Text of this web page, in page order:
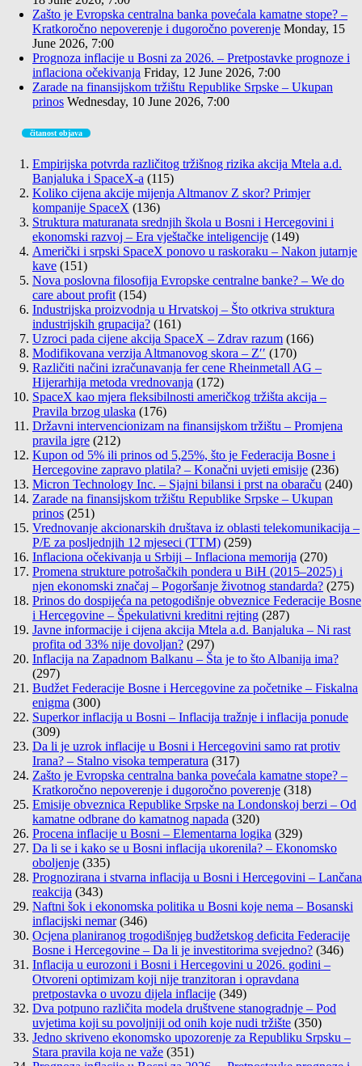
Zašto je Evropska centralna banka povećala kamatne stope? –
Kratkoročno nepoverenje i dugoročno poverenje Monday, 15
June 2026, 7:00
Prognoza inflacije u Bosni za 2026. – Pretpostavke prognoze i
inflaciona očekivanja Friday, 12 June 2026, 7:00
Zarade na finansijskom tržištu Republike Srpske – Ukupan
prinos Wednesday, 10 June 2026, 7:00
čitanost objava
Empirijska potvrda različitog tržišnog rizika akcija Mtela a.d.
Banjaluka i SpaceX-a (115)
Koliko cijena akcije mijenja Altmanov Z skor? Primjer
kompanije SpaceX (136)
Struktura maturanata srednjih škola u Bosni i Hercegovini i
ekonomski razvoj – Era vještačke inteligencije (149)
Američki i srpski SpaceX ponovo u raskoraku – Nakon jutarnje
kave (151)
Nova poslovna filosofija Evropske centralne banke? – We do
care about profit (154)
Industrijska proizvodnja u Hrvatskoj – Što otkriva struktura
industrijskih grupacija? (161)
Uzroci pada cijene akcija SpaceX – Zdrav razum (166)
Modifikovana verzija Altmanovog skora – Z′′ (170)
Različiti načini izračunavanja fer cene Rheinmetall AG –
Hijerarhija metoda vrednovanja (172)
SpaceX kao mjera fleksibilnosti američkog tržišta akcija –
Pravila brzog ulaska (176)
Državni intervencionizam na finansijskom tržištu – Promjena
pravila igre (212)
Kupon od 5% ili prinos od 5,25%, što je Federacija Bosne i
Hercegovine zapravo platila? – Konačni uvjeti emisije (236)
Micron Technology Inc. – Sjajni bilansi i prst na obaraču (240)
Zarade na finansijskom tržištu Republike Srpske – Ukupan
prinos (251)
Vrednovanje akcionarskih društava iz oblasti telekomunikacija –
P/E za posljednjih 12 mjeseci (TTM) (259)
Inflaciona očekivanja u Srbiji – Inflaciona memorija (270)
Promena strukture potrošačkih pondera u BiH (2015–2025) i
njen ekonomski značaj – Pogoršanje životnog standarda? (275)
Prinos do dospijeća na petogodišnje obveznice Federacije Bosne
i Hercegovine – Špekulativni kreditni rejting (287)
Javne informacije i cijena akcija Mtela a.d. Banjaluka – Ni rast
profita od 33% nije dovoljan? (297)
Inflacija na Zapadnom Balkanu – Šta je to što Albanija ima?
(297)
Budžet Federacije Bosne i Hercegovine za početnike – Fiskalna
enigma (300)
Superkor inflacija u Bosni – Inflacija tražnje i inflacija ponude
(309)
Da li je uzrok inflacije u Bosni i Hercegovini samo rat protiv
Irana? – Stalno visoka temperatura (317)
Zašto je Evropska centralna banka povećala kamatne stope? –
Kratkoročno nepoverenje i dugoročno poverenje (318)
Emisije obveznica Republike Srpske na Londonskoj berzi – Od
kamatne odbrane do kamatnog napada (320)
Procena inflacije u Bosni – Elementarna logika (329)
Da li se i kako se u Bosni inflacija ukorenila? – Ekonomsko
oboljenje (335)
Prognozirana i stvarna inflacija u Bosni i Hercegovini – Lančana
reakcija (343)
Naftni šok i ekonomska politika u Bosni koje nema – Bosanski
inflacijski nemar (346)
Ocjena planiranog trogodišnjeg budžetskog deficita Federacije
Bosne i Hercegovine – Da li je investitorima svejedno? (346)
Inflacija u eurozoni i Bosni i Hercegovini u 2026. godini –
Otvoreni optimizam koji nije tranzitoran i opravdana
pretpostavka o uvozu dijela inflacije (349)
Dva potpuno različita modela društvene stanogradnje – Pod
uvjetima koji su povoljniji od onih koje nudi tržište (350)
Jedno skriveno ekonomsko upozorenje za Republiku Srpsku –
Stara pravila koja ne važe (351)